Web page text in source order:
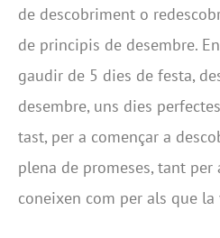
de descobriment o
de principis de desembre.
gaudir de 5 dies de festa,
desembre, uns dies
tast, per a començar a
plena de promeses, tant
coneixen com per als que